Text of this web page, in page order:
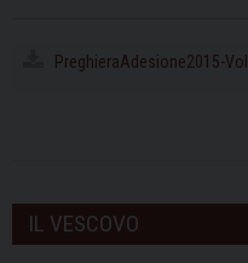
PreghieraAdesione2015-
IL VESCOVO